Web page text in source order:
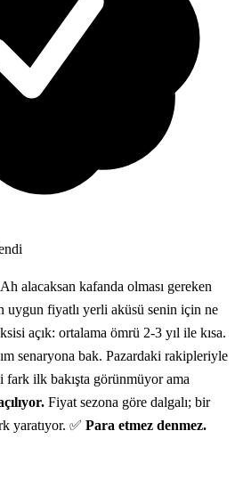
alacaksan kafanda olması gereken
uygun fiyatlı yerli aküsü senin için ne
açık: ortalama ömrü 2-3 yıl ile kısa.
senaryona bak. Pazardaki rakipleriyle
fark ilk bakışta görünmüyor ama
Fiyat sezona göre dalgalı; bir
yaratıyor. ✅ Para etmez denmez.